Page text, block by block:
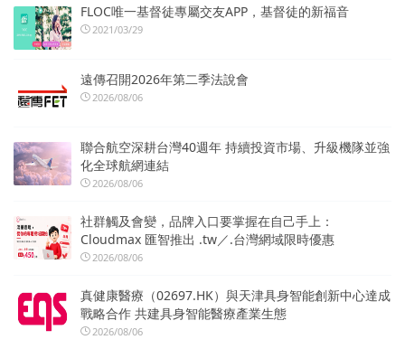
FLOC唯一基督徒專屬交友APP，基督徒的新福音
2021/03/29
遠傳召開2026年第二季法說會
2026/08/06
聯合航空深耕台灣40週年 持續投資市場、升級機隊並強
化全球航網連結
2026/08/06
社群觸及會變，品牌入口要掌握在自己手上：
Cloudmax 匯智推出 .tw／.台灣網域限時優惠
2026/08/06
真健康醫療（02697.HK）與天津具身智能創新中心達成
戰略合作 共建具身智能醫療產業生態
2026/08/06